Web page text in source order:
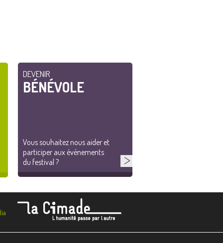
DEVENIR
BÉNÉVOLE
Vous souhaitez nous aider et
participer aux événements
du festival ?